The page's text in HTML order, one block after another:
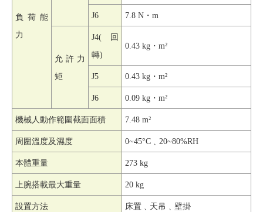
負荷能
力
J6 7.8 N ・m
允許力
矩
J4( 回
轉)
0.43 kg ・m²
J5 0.43 kg ・m²
J6 0.09 kg ・m²
機械人動作範圍截面面積 7.48 m²
周圍溫度及濕度 0~45°C﹑20~80%RH
本體重量 273 kg
上腕搭載最大重量 20 kg
設置方法 床置﹑天吊﹑壁掛